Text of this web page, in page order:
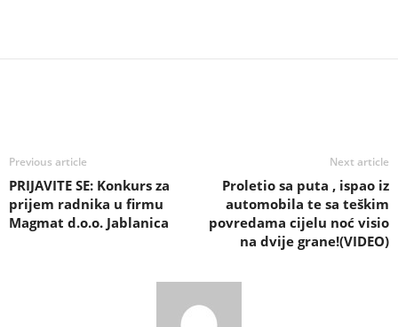
Previous article
PRIJAVITE SE: Konkurs za
prijem radnika u firmu
Magmat d.o.o. Jablanica
Next article
Proletio sa puta , ispao iz
automobila te sa teškim
povredama cijelu noć visio
na dvije grane!(VIDEO)